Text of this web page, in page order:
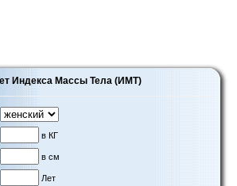
Индекса Массы Тела (ИМТ)
в КГ
в см
Лет